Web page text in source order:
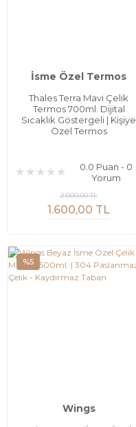
İsme Özel Termos
Thales Terra Mavi Çelik
Termos 700ml. Dijital
Sıcaklık Göstergeli | Kişiye
Özel Termos
0.0 Puan - 0
Yorum
1.600,00 TL
2.000,00 TL
%5
Wings